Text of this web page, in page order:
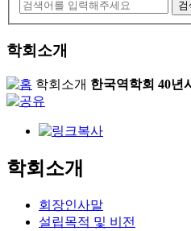
학회소개
학회소개 한국역학회 40년
학회소개
회장인사말
설립목적 및 비전